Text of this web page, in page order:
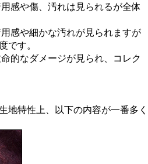
や傷、汚れは見られるが全体
や細かな汚れが見られますが
です。
なダメージが見られ、コレク
地特性上、以下の内容が一番多く